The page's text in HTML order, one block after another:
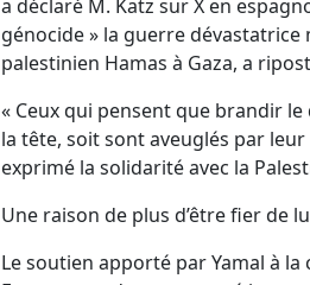
a déclaré M. Katz sur X en
génocide » la guerre
palestinien Hamas à Gaza, a
« Ceux qui pensent que brandir
la tête, soit sont aveuglés par
exprimé la solidarité avec la
Une raison de plus d’être fier de
Le soutien apporté par Yamal à